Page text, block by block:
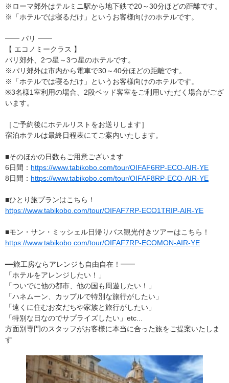
※ローマ郊外はテルミニ駅から地下鉄で20～30分ほどの距離です。
※「ホテルでは寝るだけ」というお客様向けのホテルです。
━━ パリ ━━
【 エコノミークラス 】
パリ郊外、2つ星～3つ星のホテルです。
※パリ郊外は市内から電車で30～40分ほどの距離です。
※「ホテルでは寝るだけ」というお客様向けのホテルです。
※3名様1室利用の場合、2段ベッド客室をご利用いただく場合がござ
います。
［ご予約後にホテルリストをお送りします］
宿泊ホテルは最終日程表にてご案内いたします。
■そのほかの日数もご用意ございます
6日間： https://www.tabikobo.com/tour/OIFAF6RP-ECO-AIR-YE
8日間： https://www.tabikobo.com/tour/OIFAF8RP-ECO-AIR-YE
■ひとり旅プランはこちら！
https://www.tabikobo.com/tour/OIFAF7RP-ECO1TRIP-AIR-YE
■モン・サン・ミッシェル日帰りバス観光付きツアーはこちら！
https://www.tabikobo.com/tour/OIFAF7RP-ECOMON-AIR-YE
━━旅工房ならアレンジも自由自在！━━
「ホテルをアレンジしたい！」
「ついでに他の都市、他の国も周遊したい！」
「ハネムーン、カップルで特別な旅行がしたい」
「遠くに住むお友だちや家族と旅行がしたい」
「特別な日なのでサプライズしたい」etc...
方面別専門のスタッフがお客様に本当に合った旅をご提案いたしま
す